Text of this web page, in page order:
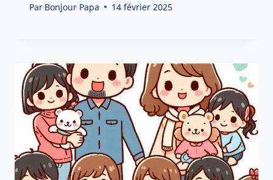
Par Bonjour Papa 14 février 2025